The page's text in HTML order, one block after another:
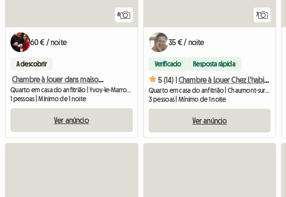
8
60 € / noite
A descobrir
Chambre à louer dans maison en forêt
Quarto em casa do anfitrião | Yvoy-le-Marron (41600) | 15 M2
1 pessoas | Mínimo de 1 noite
Ver anúncio
7
35 € / noite
Verificado Resposta rápida
5 (14) | Chambre à Louer Chez L'habitant à Chaumont Sur Tharonne
Quarto em casa do anfitrião | Chaumont-sur-Tharonne | 13 M2
3 pessoas | Mínimo de 1 noite
Ver anúncio